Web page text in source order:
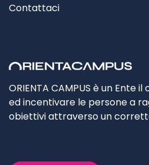
Contattaci
ORIENTA CAMPUS è un Ente
ed incentivare le persone a
obiettivi attraverso un